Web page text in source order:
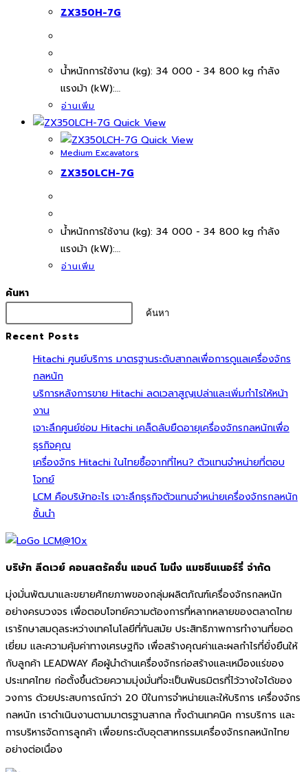
ZX350H-7G
นํ้าหนักการใช้งาน (kg): 34 000 - 34 800 kg กำลัง
แรงม้า (kW):…
อ่านเพิ่ม
Quick View
Quick View
Medium Excavators
ZX350LCH-7G
นํ้าหนักการใช้งาน (kg): 34 000 - 34 800 kg กำลัง
แรงม้า (kW):…
อ่านเพิ่ม
ค้นหา
ค้นหา
Recent Posts
Hitachi ศูนย์บริการ มาตรฐานระดับสากลเพื่อการดูแลเครื่องจักร
กลหนัก
บริการหลังการขาย Hitachi ลดเวลาสูญเปล่าและเพิ่มกำไรให้หน้า
งาน
เจาะลึกศูนย์ซ่อม Hitachi เคล็ดลับยืดอายุเครื่องจักรกลหนักเพื่อ
ธุรกิจคุณ
เครื่องจักร Hitachi ในไทยซื้อจากที่ไหน? ตัวแทนจำหน่ายที่ตอบ
โจทย์
LCM คือบริษัทอะไร เจาะลึกธุรกิจตัวแทนจำหน่ายเครื่องจักรกลหนัก
ชั้นนำ
บริษัท ลีดเวย์ คอนสตรัคชั่น แอนด์ ไมนิ่ง แมชชีนเนอร์รี่ จำกัด
มุ่งมั่นพัฒนาและขยายศักยภาพของกลุ่มผลิตภัณฑ์เครื่องจักรกลหนัก
อย่างครบวงจร เพื่อตอบโจทย์ความต้องการที่หลากหลายของตลาดไทย
เรารักษาสมดุลระหว่างเทคโนโลยีที่ทันสมัย ประสิทธิภาพการทำงานที่ยอด
เยี่ยม และความคุ้มค่าทางเศรษฐกิจ เพื่อสร้างคุณค่าและผลกำไรที่ยั่งยืนให้
กับลูกค้า LEADWAY คือผู้นำด้านเครื่องจักรก่อสร้างและเหมืองแร่ของ
ประเทศไทย ก่อตั้งขึ้นด้วยความมุ่งมั่นที่จะเป็นพันธมิตรที่ไว้วางใจได้ของ
วงการ ด้วยประสบการณ์กว่า 20 ปีในการจำหน่ายและให้บริการ เครื่องจักร
กลหนัก เราดำเนินงานตามมาตรฐานสากล ทั้งด้านเทคนิค การบริการ และ
การบริหารจัดการลูกค้า เพื่อยกระดับอุตสาหกรรมเครื่องจักรกลหนักไทย
อย่างต่อเนื่อง